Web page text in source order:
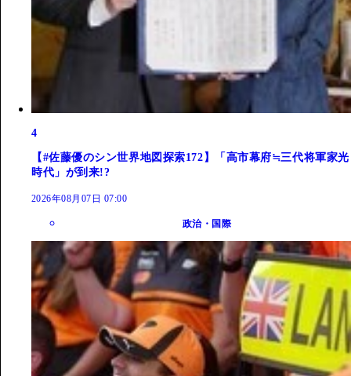
4
【#佐藤優のシン世界地図探索172】「高市幕府≒三代将軍家光
時代」が到来!?
2026年08月07日 07:00
政治・国際